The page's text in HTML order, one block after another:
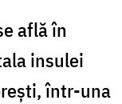
află în
insulei
într-una